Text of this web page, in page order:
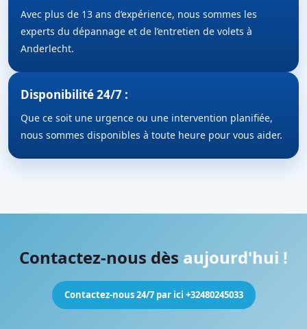
Avec plus de 13 ans d’expérience, nous sommes les
experts du dépannage et de l’entretien de volets à
Anderlecht.
Disponibilité 24/7 :
Que ce soit une urgence ou une intervention planifiée,
nous sommes disponibles à toute heure pour vous aider.
Contactez-nous dès aujourd'hui !
Contactez-nous 24/7 par ici +32480245033